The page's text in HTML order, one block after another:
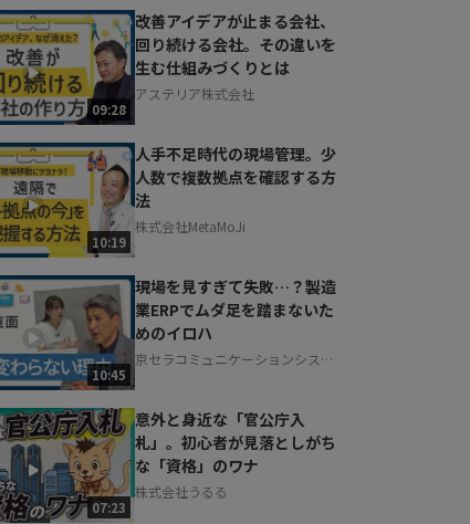
09:28
改善アイデアが止まる会社、
回り続ける会社。その違いを
生む仕組みづくりとは
アステリア株式会社
10:19
人手不足時代の現場管理。少
人数で複数拠点を確認する方
法
株式会社MetaMoJi
10:45
現場を見すぎて失敗…？製造
業ERPでムダ足を踏まないた
めのイロハ
京セラコミュニケーションシステ
07:23
意外と身近な「官公庁入
札」。初心者が見落としがち
な「資格」のワナ
株式会社うるる